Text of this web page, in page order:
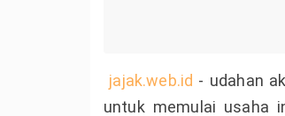
jajak.web.id - udahan
untuk memulai usaha